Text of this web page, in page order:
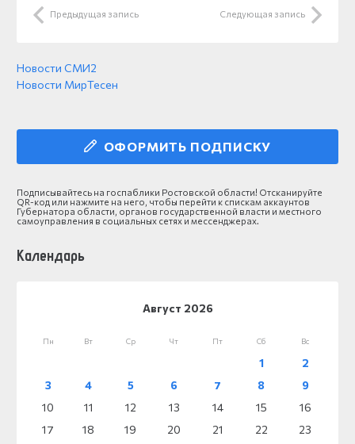
Предыдущая запись Следующая запись
Новости СМИ2
Новости МирТесен
ОФОРМИТЬ ПОДПИСКУ
Подписывайтесь на госпаблики Ростовской области! Отсканируйте
QR-код или нажмите на него, чтобы перейти к спискам аккаунтов
Губернатора области, органов государственной власти и местного
самоуправления в социальных сетях и мессенджерах.
Календарь
Август 2026
Пн Вт Ср Чт Пт Сб Вс
1
2
3
4 5 6 7 8
9
10
11 12 13 14 15
16
17
18 19 20 21 22
23